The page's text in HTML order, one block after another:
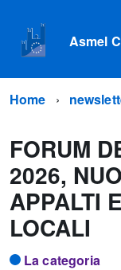
Asmel
Home
FORUM
2026,
APPALTI
LOCALI
La categoria